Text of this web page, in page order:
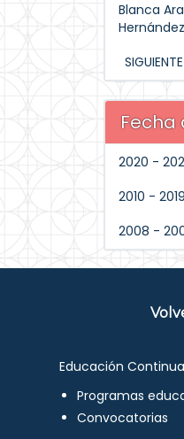
Blanca
Hernández
Fecha
2020 -
2010 - 2019
2008 -
Educación Continua
Programas
Convocatorias